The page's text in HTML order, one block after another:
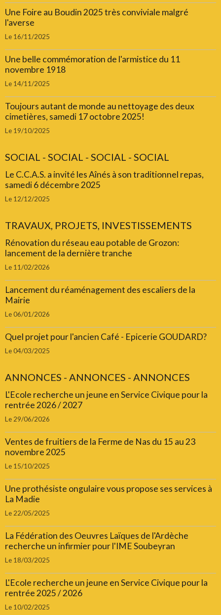
Une Foire au Boudin 2025 très conviviale malgré
l'averse
Le 16/11/2025
Une belle commémoration de l'armistice du 11
novembre 1918
Le 14/11/2025
Toujours autant de monde au nettoyage des deux
cimetières, samedi 17 octobre 2025!
Le 19/10/2025
SOCIAL - SOCIAL - SOCIAL - SOCIAL
Le C.C.A.S. a invité les Aînés à son traditionnel repas,
samedi 6 décembre 2025
Le 12/12/2025
TRAVAUX, PROJETS, INVESTISSEMENTS
Rénovation du réseau eau potable de Grozon:
lancement de la dernière tranche
Le 11/02/2026
Lancement du réaménagement des escaliers de la
Mairie
Le 06/01/2026
Quel projet pour l'ancien Café - Epicerie GOUDARD?
Le 04/03/2025
ANNONCES - ANNONCES - ANNONCES
L'Ecole recherche un jeune en Service Civique pour la
rentrée 2026 / 2027
Le 29/06/2026
Ventes de fruitiers de la Ferme de Nas du 15 au 23
novembre 2025
Le 15/10/2025
Une prothésiste ongulaire vous propose ses services à
La Madie
Le 22/05/2025
La Fédération des Oeuvres Laïques de l'Ardèche
recherche un infirmier pour l'IME Soubeyran
Le 18/03/2025
L'Ecole recherche un jeune en Service Civique pour la
rentrée 2025 / 2026
Le 10/02/2025